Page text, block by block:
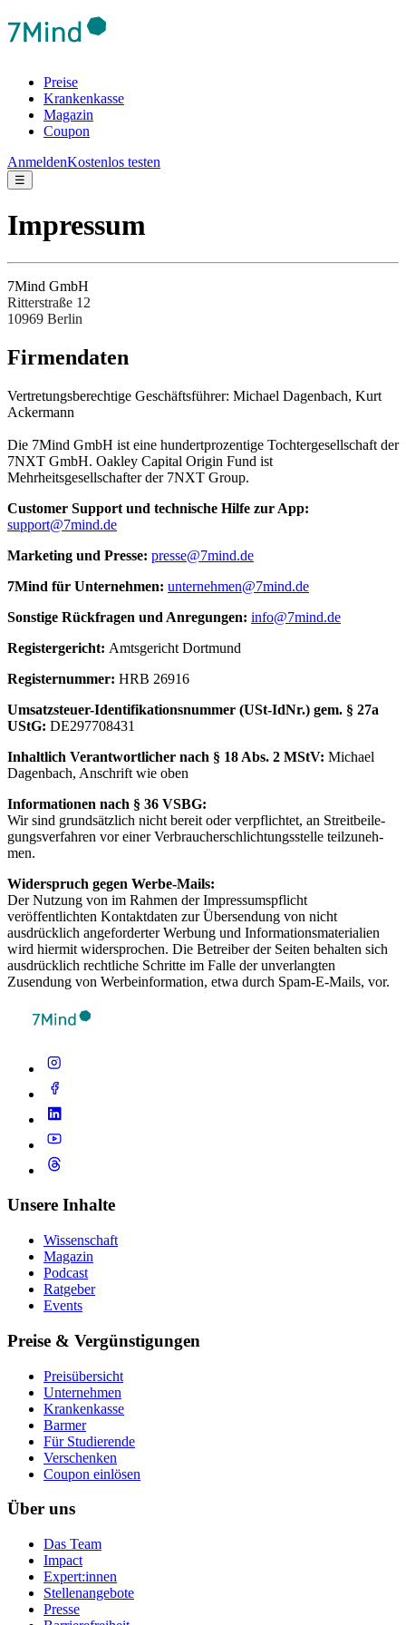
Preise
Krankenkasse
Magazin
Coupon
AnmeldenKostenlos testen
☰
Impressum
7Mind GmbH
Ritterstraße 12
10969 Berlin
Fir­men­da­ten
Ver­tre­tungs­be­rech­tige Ges­chäftsfüh­rer: Michael Dagenbach, Kurt
Ackermann
Die 7Mind GmbH ist eine hundertprozentige Tochtergesellschaft der
7NXT GmbH. Oakley Capital Origin Fund ist
Mehrheitsgesellschafter der 7NXT Group.
Cus­to­mer Sup­port und tech­nische Hilfe zur App:
support@7mind.de
Mar­ke­ting und Presse: presse@7mind.de
7Mind für Unter­neh­men: unternehmen@7mind.de
Sons­tige Rück­fra­gen und Anre­gun­gen: info@7mind.de
Regis­ter­ge­richt: Amts­ge­richt Dort­mund
Regis­ter­num­mer: HRB 26916
Umsatzs­teuer-Iden­ti­fi­ka­tions­num­mer (USt-IdNr.) gem. § 27a
UStG: DE297708431
Inhalt­lich Verant­wort­li­cher nach § 18 Abs. 2 MStV: Michael
Dagenbach, Anschrift wie oben
Infor­ma­tio­nen nach § 36 VSBG:
Wir sind grund­sätz­lich nicht bereit oder verp­flich­tet, an Streit­bei­le­
gung­sver­fah­ren vor einer Ver­brau­cher­schlich­tungs­s­telle teil­zu­neh­
men.
Widerspruch gegen Werbe-Mails:
Der Nutzung von im Rahmen der Impressumspflicht
veröffentlichten Kontaktdaten zur Übersendung von nicht
ausdrücklich angeforderter Werbung und Informationsmaterialien
wird hiermit widersprochen. Die Betreiber der Seiten behalten sich
ausdrücklich rechtliche Schritte im Falle der unverlangten
Zusendung von Werbeinformation, etwa durch Spam-E-Mails, vor.
Unsere Inhalte
Wissenschaft
Magazin
Podcast
Ratgeber
Events
Preise & Vergünstigungen
Preisübersicht
Unternehmen
Krankenkasse
Barmer
Für Studierende
Ver­schen­ken
Coupon einlösen
Über uns
Das Team
Impact
Expert:innen
Stellenangebote
Presse